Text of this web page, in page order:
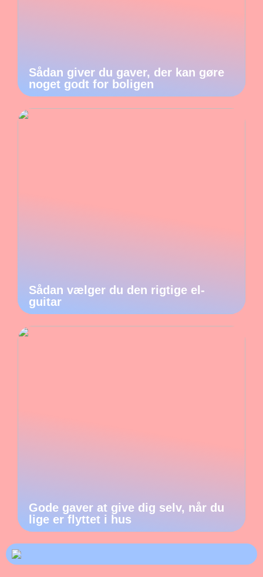
Sådan giver du gaver, der kan gøre
noget godt for boligen
Sådan vælger du den rigtige el-
guitar
Gode gaver at give dig selv, når du
lige er flyttet i hus